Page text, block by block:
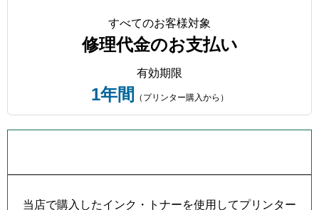
すべてのお客様対象
修理代金のお支払い
有効期限
1年間 （プリンター購入から）
当店で購入したインク・トナーを使用してプリンター